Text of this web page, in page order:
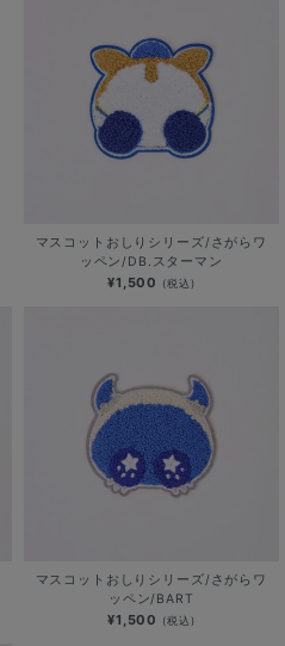
マスコットおしりシリーズ/さがらワ
ッペン/DB.スターマン
¥1,500 (税込)
マスコットおしりシリーズ/さがらワ
ッペン/BART
¥1,500 (税込)